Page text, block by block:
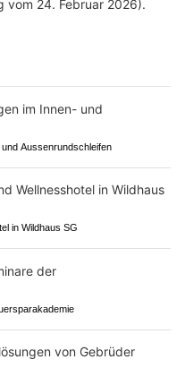
vom 24. Februar 2026).
Aussenrundschleifen
in Wildhaus SG